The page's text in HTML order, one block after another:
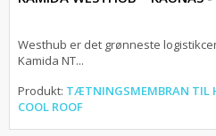
Westhub er det grønneste
Kamida NT...
Produkt: TÆTNINGSMEMBRAN TIL
COOL ROOF